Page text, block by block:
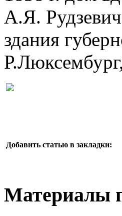
А.Я.
здания
Добавить статью в закладки:
Материалы